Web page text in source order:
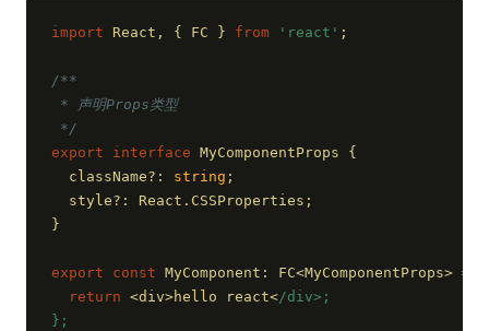
import React, { FC } from 'react' ;
/**
* 声明Props类型
*/
export
interface MyComponentProps {
  className?:
string ;
  style?: React.CSSProperties;
}
export const MyComponent: FC<MyComponentProps> =
return <div>hello react</div>;
};